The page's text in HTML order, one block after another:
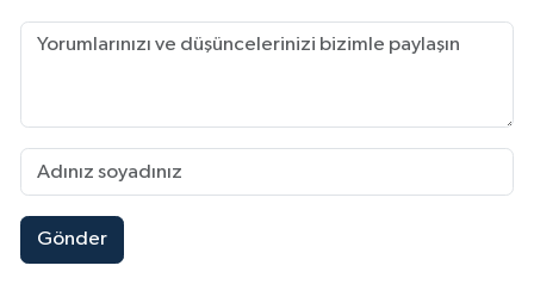
Gönder